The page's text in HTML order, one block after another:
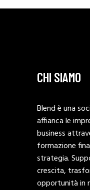
CHI SIAMO
Blend è una
affianca le
business
formazione
strategia.
crescita,
opportunità in